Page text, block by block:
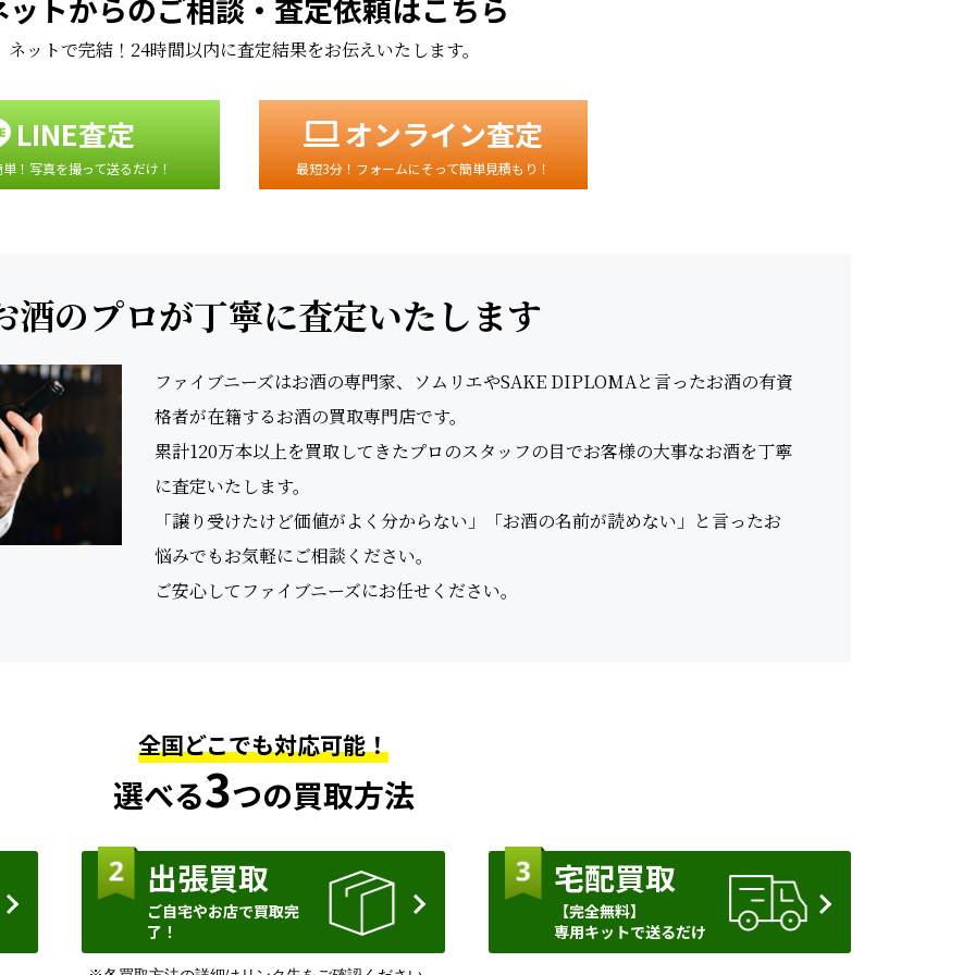
ットからのご相談・査定依頼はこちら
ネットで完結！24時間以内に査定結果をお伝えいたします。
LINE査定
！写真を撮って送るだけ！
オンライン査定
最短3分！フォームにそって簡単見積もり！
酒のプロが丁寧に査定いたします
ファイブニーズはお酒の専門家、ソムリエやSAKE DIPLOMAと言ったお酒の有資
格者が在籍するお酒の買取専門店です。
累計120万本以上を買取してきたプロのスタッフの目でお客様の大事なお酒を丁寧
に査定いたします。
「譲り受けたけど価値がよく分からない」「お酒の名前が読めない」と言ったお
悩みでもお気軽にご相談ください。
ご安心してファイブニーズにお任せください。
全国どこでも対応可能！
選べる3つの買取方法
出張買取
ご自宅やお店で買取完
了！
宅配買取
【完全無料】
専用キットで送るだけ